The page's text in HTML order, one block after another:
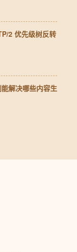
2 优先级树反转
解决哪些内容生